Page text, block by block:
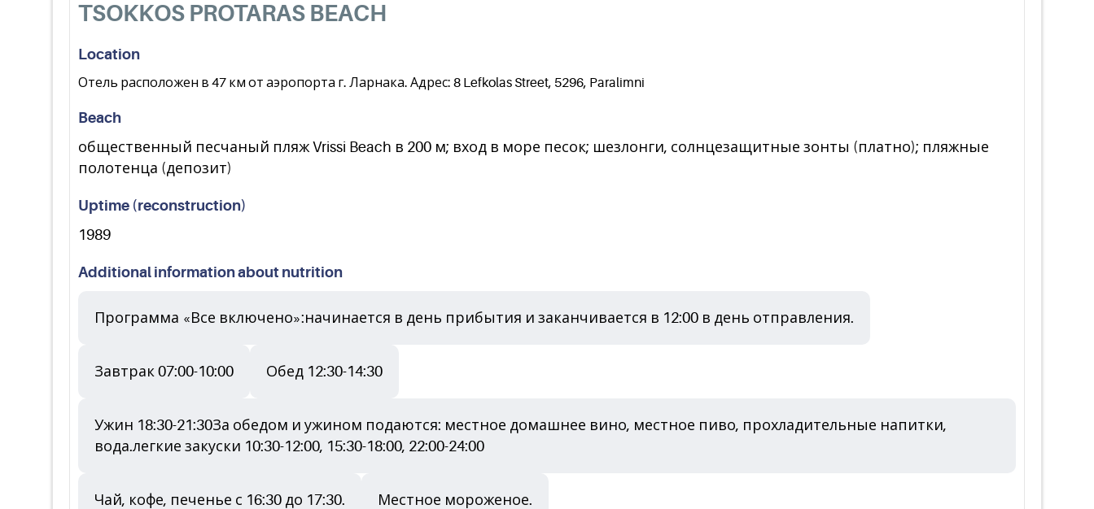
TSOKKOS PROTARAS BEACH
Location
Отель расположен в 47 км от аэропорта г. Ларнака. Адрес: 8 Lefkolas Street, 5296, Paralimni
Beach
общественный песчаный пляж Vrissi Beach в 200 м; вход в море песок; шезлонги, солнцезащитные зонты (платно); пляжные
полотенца (депозит)
Uptime (reconstruction)
1989
Additional information about nutrition
Программа «Все включено»:начинается в день прибытия и заканчивается в 12:00 в день отправления.
Завтрак 07:00-10:00 Обед 12:30-14:30
Ужин 18:30-21:30За обедом и ужином подаются: местное домашнее вино, местное пиво, прохладительные напитки,
вода.легкие закуски 10:30-12:00, 15:30-18:00, 22:00-24:00
Чай, кофе, печенье с 16:30 до 17:30. Местное мороженое.